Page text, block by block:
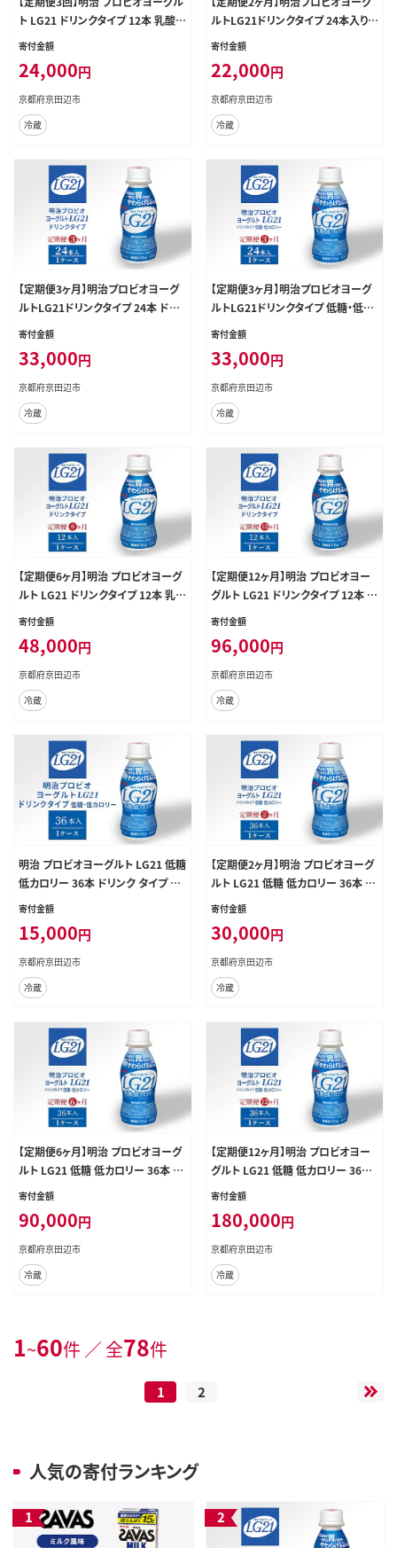
ト LG21 ドリンクタイプ 12本 乳酸
菌 機能性表示食品 飲むヨーグルト
ルト飲料 乳酸菌飲料 冷蔵 京都
寄付金額
24,000円
京都府京田辺市
冷蔵
ルトLG21ドリンクタイプ 24本入り L
G21 乳酸菌 機能性表示食品 定期便
負担に
寄付金額
22,000円
京都府京田辺市
冷蔵
【定期便3ヶ月】明治プロビオヨーグ
ルトLG21ドリンクタイプ 24本 ドリ
ンク タイプ 乳酸菌 機能性表示食品
ドリンクヨーグルト 飲み物 飲料 健
康食品 健康 ヨーグルト飲料 乳酸菌
飲料 乳飲料 冷蔵 冷蔵配送 京都
寄付金額
33,000円
京都府京田辺市
冷蔵
【定期便3ヶ月】明治プロビオヨーグ
ルトLG21ドリンクタイプ 低糖・低カ
ロリー 24本 低糖 低カロリー ドリン
ク タイプ 乳酸菌 機能性表示食品 ド
リンクヨーグルト 健康食品 健康 乳
酸菌飲料 乳飲料 冷蔵 冷蔵配送
寄付金額
33,000円
京都府京田辺市
冷蔵
【定期便6ヶ月】明治 プロビオヨーグ
ルト LG21 ドリンクタイプ 12本 乳
酸菌 機能性表示食品 飲むヨーグル
ト 飲み物 飲料 健康食品 健康 ヨー
グルト飲料 乳酸菌飲料 冷蔵 京都
寄付金額
48,000円
京都府京田辺市
冷蔵
【定期便12ヶ月】明治 プロビオヨー
グルト LG21 ドリンクタイプ 12本 乳
酸菌 機能性表示食品 飲むヨーグル
ト 飲み物 飲料 健康食品 健康 ヨー
グルト飲料 乳酸菌飲料 冷蔵 京都
寄付金額
96,000円
京都府京田辺市
冷蔵
明治 プロビオヨーグルト LG21 低糖
低カロリー 36本 ドリンク タイプ 飲
むヨーグルト
寄付金額
15,000円
京都府京田辺市
冷蔵
【定期便2ヶ月】明治 プロビオヨーグ
ルト LG21 低糖 低カロリー 36本 ド
リンク タイプ 飲むヨーグルト
寄付金額
30,000円
京都府京田辺市
冷蔵
【定期便6ヶ月】明治 プロビオヨーグ
ルト LG21 低糖 低カロリー 36本 ド
リンク タイプ 飲むヨーグルト
寄付金額
90,000円
京都府京田辺市
冷蔵
【定期便12ヶ月】明治 プロビオヨー
グルト LG21 低糖 低カロリー 36本
ドリンク タイプ 飲むヨーグルト
寄付金額
180,000円
京都府京田辺市
冷蔵
1~60件 ／ 全78件
1 2
人気の寄付ランキング